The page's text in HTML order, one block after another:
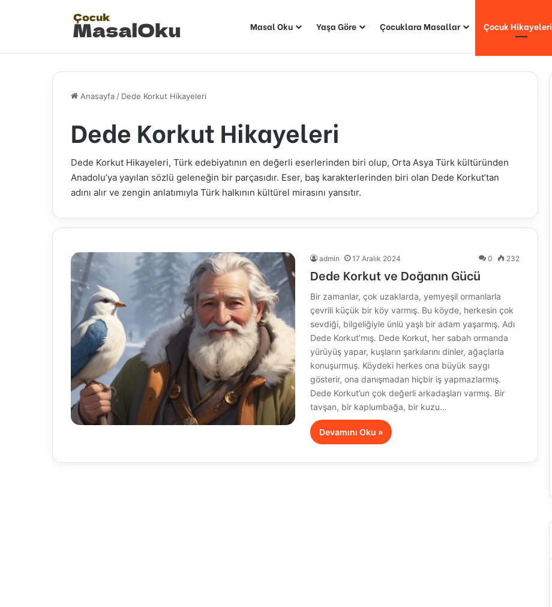
Masal Oku Yaşa Göre Çocuklara Masallar Çocuk Hikayeleri
Anasayfa / Dede Korkut Hikayeleri
Dede Korkut Hikayeleri
Dede Korkut Hikayeleri, Türk edebiyatının en değerli eserlerinden biri olup, Orta Asya Türk kültüründen
Anadolu’ya yayılan sözlü geleneğin bir parçasıdır. Eser, baş karakterlerinden biri olan Dede Korkut’tan
adını alır ve zengin anlatımıyla Türk halkının kültürel mirasını yansıtır.
admin 17 Aralık 2024 0 232
Dede Korkut ve Doğanın Gücü
Bir zamanlar, çok uzaklarda, yemyeşil ormanlarla
çevrili küçük bir köy varmış. Bu köyde, herkesin çok
sevdiği, bilgeliğiyle ünlü yaşlı bir adam yaşarmış. Adı
Dede Korkut’mış. Dede Korkut, her sabah ormanda
yürüyüş yapar, kuşların şarkılarını dinler, ağaçlarla
konuşurmuş. Köydeki herkes ona büyük saygı
gösterir, ona danışmadan hiçbir iş yapmazlarmış.
Dede Korkut’un çok değerli arkadaşları varmış. Bir
tavşan, bir kaplumbağa, bir kuzu…
Devamını Oku »